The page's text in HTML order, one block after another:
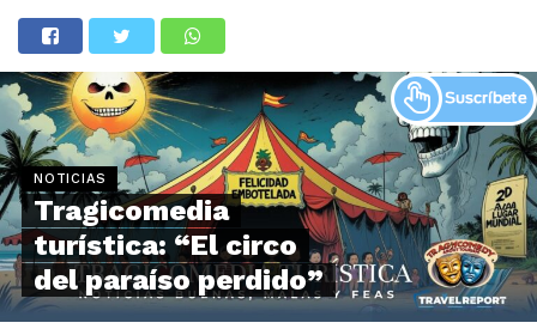
NOTICIAS
Tragicomedia
turística: “El circo
del paraíso perdido”